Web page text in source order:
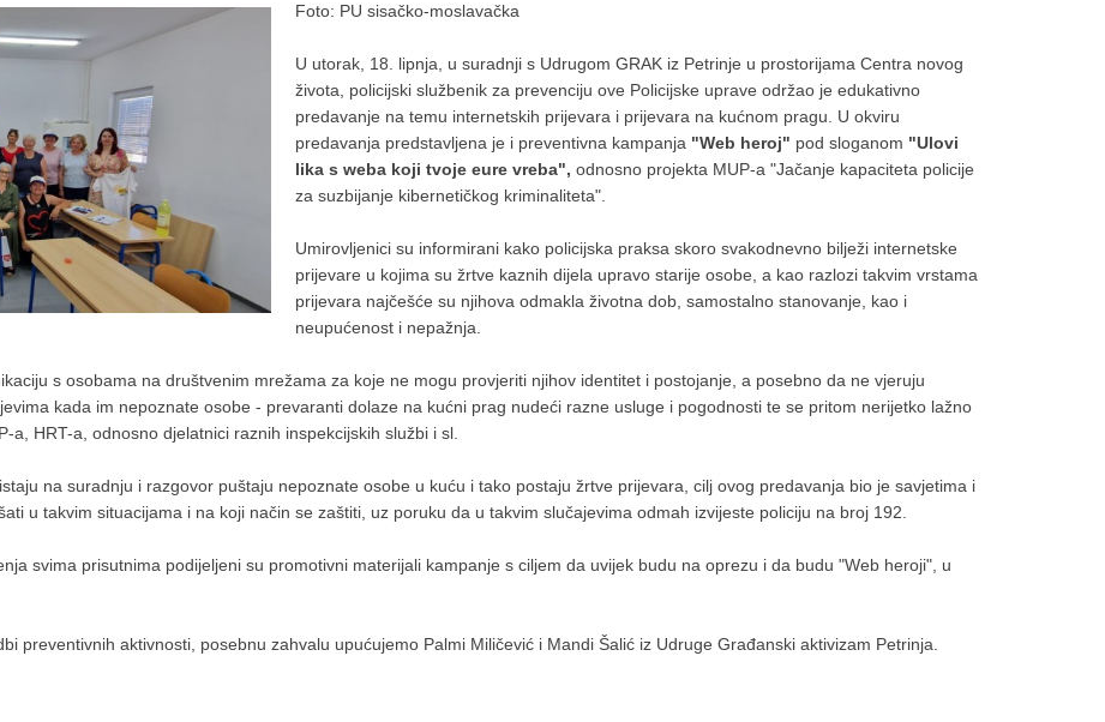
Foto: PU sisačko-moslavačka
U utorak, 18. lipnja, u suradnji s Udrugom GRAK iz Petrinje u prostorijama Centra novog
života, policijski službenik za prevenciju ove Policijske uprave održao je edukativno
predavanje na temu internetskih prijevara i prijevara na kućnom pragu. U okviru
predavanja predstavljena je i preventivna kampanja "Web heroj" pod sloganom "Ulovi
lika s weba koji tvoje eure vreba", odnosno projekta MUP-a "Jačanje kapaciteta policije
za suzbijanje kibernetičkog kriminaliteta".
Umirovljenici su informirani kako policijska praksa skoro svakodnevno bilježi internetske
prijevare u kojima su žrtve kaznih dijela upravo starije osobe, a kao razlozi takvim vrstama
prijevara najčešće su njihova odmakla životna dob, samostalno stanovanje, kao i
neupućenost i nepažnja.
s osobama na društvenim mrežama za koje ne mogu provjeriti njihov identitet i postojanje, a posebno da ne vjeruju
kada im nepoznate osobe - prevaranti dolaze na kućni prag nudeći razne usluge i pogodnosti te se pritom nerijetko lažno
a, HRT-a, odnosno djelatnici raznih inspekcijskih službi i sl.
na suradnju i razgovor puštaju nepoznate osobe u kuću i tako postaju žrtve prijevara, cilj ovog predavanja bio je savjetima i
u takvim situacijama i na koji način se zaštiti, uz poruku da u takvim slučajevima odmah izvijeste policiju na broj 192.
svima prisutnima podijeljeni su promotivni materijali kampanje s ciljem da uvijek budu na oprezu i da budu "Web heroji", u
preventivnih aktivnosti, posebnu zahvalu upućujemo Palmi Miličević i Mandi Šalić iz Udruge Građanski aktivizam Petrinja.